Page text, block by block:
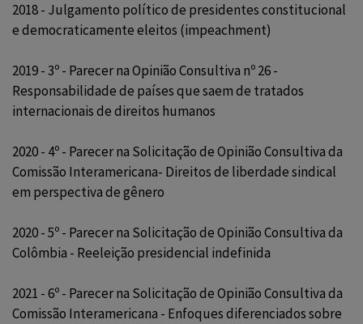
2018 - Julgamento político de presidentes constitucional
e democraticamente eleitos (impeachment)
2019 - 3º - Parecer na Opinião Consultiva nº 26 -
Responsabilidade de países que saem de tratados
internacionais de direitos humanos
2020 - 4º - Parecer na Solicitação de Opinião Consultiva da
Comissão Interamericana- Direitos de liberdade sindical
em perspectiva de gênero
2020 - 5º - Parecer na Solicitação de Opinião Consultiva da
Colômbia - Reeleição presidencial indefinida
2021 - 6º - Parecer na Solicitação de Opinião Consultiva da
Comissão Interamericana - Enfoques diferenciados sobre